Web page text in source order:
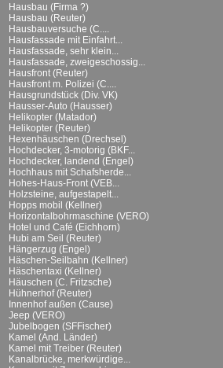
Hausbau (Firma ?)
Hausbau (Reuter)
Hausbauversuche (C....
Hausfassade mit Einfahrt...
Hausfassade, sehr klein...
Hausfassade, zweigeschossig...
Hausfront (Reuter)
Hausfront m. Polizei (C....
Hausgrundstück (Div. VK)
Hausser-Auto (Hausser)
Helikopter (Matador)
Helikopter (Reuter)
Hexenhäuschen (Drechsel)
Hochdecker, 3-motorig (BKF...
Hochdecker, landend (Engel)
Hochhaus mit Schafsherde...
Hohes-Haus-Front (VEB...
Holzsteine, aufgestapelt...
Hopps mobil (Kellner)
Horizontalbohrmaschine (VERO)
Hotel und Café (Eichhorn)
Hubi am Seil (Reuter)
Hängerzug (Engel)
Häschen-Seilbahn (Kellner)
Häschentaxi (Kellner)
Häuschen (C. Fritzsche)
Hühnerhof (Reuter)
Innenhof außen (Cause)
Jeep (VERO)
Jubelbogen (SFFischer)
Kamel (And. Länder)
Kamel mit Treiber (Reuter)
Kanalbrücke, merkwürdige...